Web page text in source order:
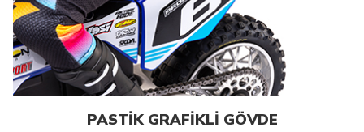
PASTİK GRAFİKLİ GÖVDE